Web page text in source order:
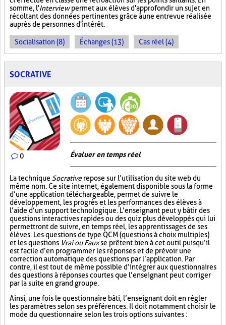
somme, l'Interviewpermet aux élèves d'approfondir un sujet en
récoltant des données pertinentes grâce à une entrevue réalisée
auprès de personnes d'intérêt.
Socialisation (8) Échanges (13) Cas réel (4)
SOCRATIVE
0 Évaluer en temps réel
La technique Socrativerepose sur l’utilisation du site web du
même nom. Ce site internet, également disponible sous la forme
d’une application téléchargeable, permet de suivre le
développement, les progrès et les performances des élèves à
l’aide d’un support technologique. L’enseignant peut y bâtir des
questions interactives rapides ou des quiz plus développés qui lui
permettront de suivre, en temps réel, les apprentissages de ses
élèves. Les questions de type QCM (questions à choix multiples)
et les questions Vrai ou Fauxse prêtent bien à cet outil puisqu’il
est facile d’en programmer les réponses et de prévoir une
correction automatique des questions par l’application. Par
contre, il est tout de même possible d’intégrer aux questionnaires
des questions à réponses courtes que l’enseignant peut corriger
par la suite en grand groupe.
Ainsi, une fois le questionnaire bâti, l’enseignant doit en régler
les paramètres selon ses préférences. Il doit notamment choisir le
mode du questionnaire selon les trois options suivantes :